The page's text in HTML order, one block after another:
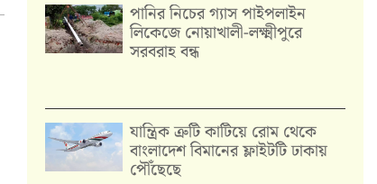
পানির নিচের গ্যাস পাইপলাইন
লিকেজে নোয়াখালী-লক্ষ্মীপুরে
সরবরাহ বন্ধ
যান্ত্রিক ত্রুটি কাটিয়ে রোম থেকে
বাংলাদেশ বিমানের ফ্লাইটটি ঢাকায়
পৌঁছেছে